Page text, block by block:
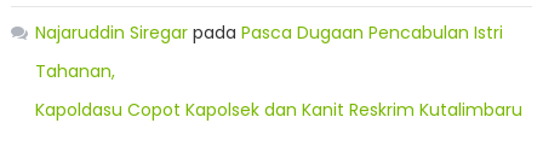
Najaruddin Siregarpada Pasca Dugaan Pencabulan Istri
Tahanan,
Kapoldasu Copot Kapolsek dan Kanit Reskrim Kutalimbaru